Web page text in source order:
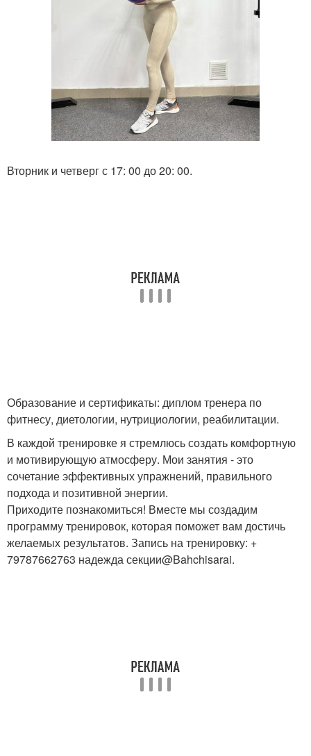
Вторник и четверг с 17: 00 до 20: 00.
Образование и сертификаты: диплом тренера по
фитнесу, диетологии, нутрициологии, реабилитации.
В каждой тренировке я стремлюсь создать комфортную
и мотивирующую атмосферу. Мои занятия - это
сочетание эффективных упражнений, правильного
подхода и позитивной энергии.
Приходите познакомиться! Вместе мы создадим
программу тренировок, которая поможет вам достичь
желаемых результатов. Запись на тренировку: +
79787662763 надежда секции@Bahchisarai.